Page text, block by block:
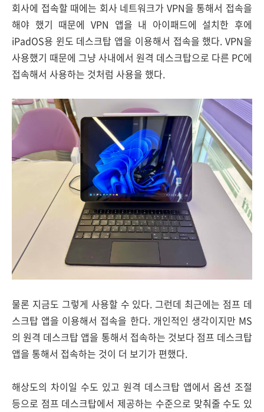
회사에 접속할 때에는 회사 네트워크가 VPN을 통해서 접속을
해야 했기 때문에 VPN 앱을 내 아이패드에 설치한 후에
iPadOS용 윈도 데스크탑 앱을 이용해서 접속을 했다. VPN을
사용했기 때문에 그냥 사내에서 원격 데스크탑으로 다른 PC에
접속해서 사용하는 것처럼 사용을 했다.
물론 지금도 그렇게 사용할 수 있다. 그런데 최근에는 점프 데
스크탑 앱을 이용해서 접속을 한다. 개인적인 생각이지만 MS
의 원격 데스크탑 앱을 통해서 접속하는 것보다 점프 데스크탑
앱을 통해서 접속하는 것이 더 보기가 편했다.
해상도의 차이일 수도 있고 원격 데스크탑 앱에서 옵션 조절
등으로 점프 데스크탑에서 제공하는 수준으로 맞춰줄 수도 있